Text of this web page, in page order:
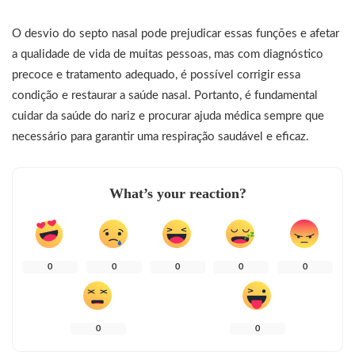
O desvio do septo nasal pode prejudicar essas funções e afetar
a qualidade de vida de muitas pessoas, mas com diagnóstico
precoce e tratamento adequado, é possível corrigir essa
condição e restaurar a saúde nasal. Portanto, é fundamental
cuidar da saúde do nariz e procurar ajuda médica sempre que
necessário para garantir uma respiração saudável e eficaz.
What’s your reaction?
0 0 0 0 0
0 0